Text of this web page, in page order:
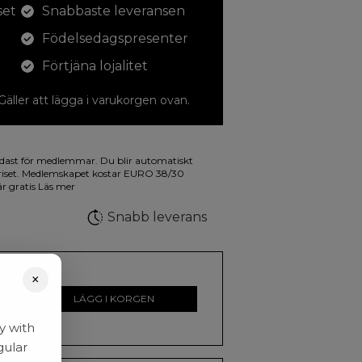
Snabbaste leveransen
Födelsedagspresenter
Förtjäna lojalitet
att lägga i varukorgen ovan.
teckningar med. På illustrationen på
färger.
för medlemmar. Du blir automatiskt
Medlemskapet kostar EURO 38/30
gratis Läs mer
Snabb leverans
LÄGG I KORGEN
×
with